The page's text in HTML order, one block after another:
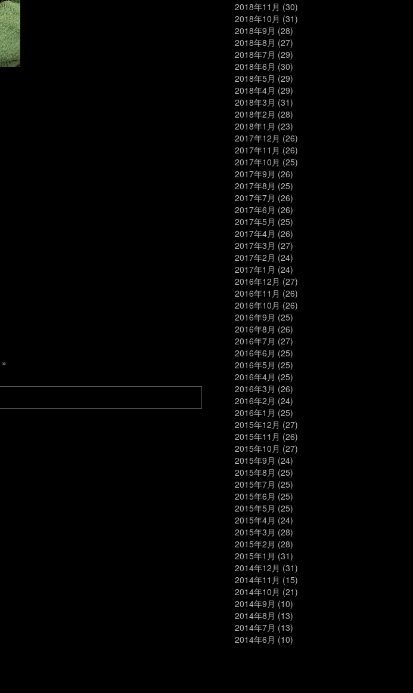
»
2018年11月 (30)
2018年10月 (31)
2018年9月 (28)
2018年8月 (27)
2018年7月 (29)
2018年6月 (30)
2018年5月 (29)
2018年4月 (29)
2018年3月 (31)
2018年2月 (28)
2018年1月 (23)
2017年12月 (26)
2017年11月 (26)
2017年10月 (25)
2017年9月 (26)
2017年8月 (25)
2017年7月 (26)
2017年6月 (26)
2017年5月 (25)
2017年4月 (26)
2017年3月 (27)
2017年2月 (24)
2017年1月 (24)
2016年12月 (27)
2016年11月 (26)
2016年10月 (26)
2016年9月 (25)
2016年8月 (26)
2016年7月 (27)
2016年6月 (25)
2016年5月 (25)
2016年4月 (25)
2016年3月 (26)
2016年2月 (24)
2016年1月 (25)
2015年12月 (27)
2015年11月 (26)
2015年10月 (27)
2015年9月 (24)
2015年8月 (25)
2015年7月 (25)
2015年6月 (25)
2015年5月 (25)
2015年4月 (24)
2015年3月 (28)
2015年2月 (28)
2015年1月 (31)
2014年12月 (31)
2014年11月 (15)
2014年10月 (21)
2014年9月 (10)
2014年8月 (13)
2014年7月 (13)
2014年6月 (10)